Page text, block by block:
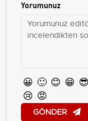
Yorumunuz
😀 🙂 😊 😁 😎
😢 😡
GÖNDER